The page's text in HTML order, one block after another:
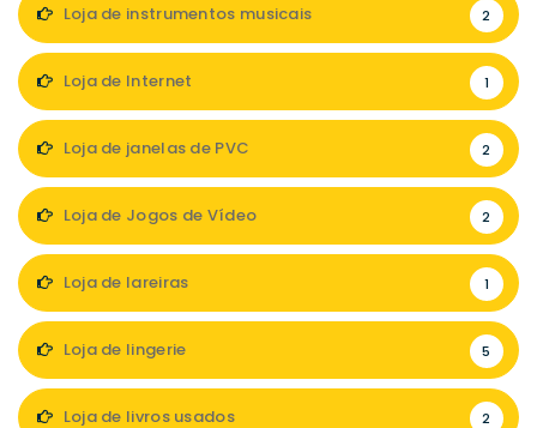
Loja de instrumentos musicais 2
Loja de Internet 1
Loja de janelas de PVC 2
Loja de Jogos de Vídeo 2
Loja de lareiras 1
Loja de lingerie 5
Loja de livros usados 2